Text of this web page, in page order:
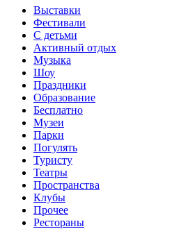
Выставки
Фестивали
С детьми
Активный отдых
Музыка
Шоу
Праздники
Образование
Бесплатно
Музеи
Парки
Погулять
Туристу
Театры
Пространства
Клубы
Прочее
Рестораны